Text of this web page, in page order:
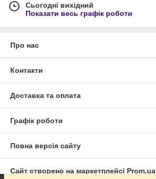
Сьогодні вихідний
Показати весь графік роботи
Про нас
Контакти
Доставка та оплата
Графік роботи
Повна версія сайту
Сайт створено на маркетплейсі Prom.ua